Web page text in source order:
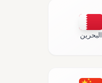
البحرين